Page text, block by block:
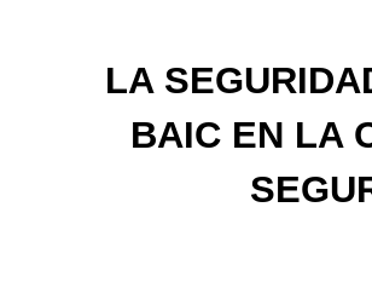
LA
BAIC EN LA